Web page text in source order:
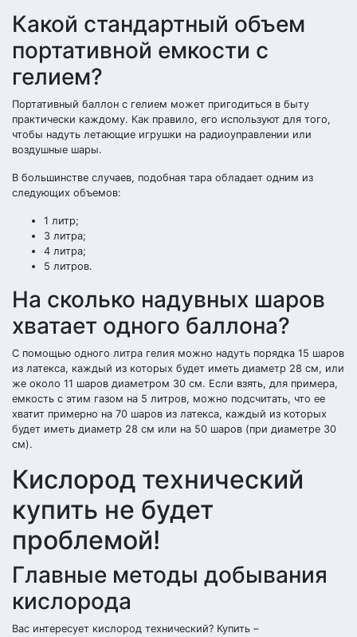
Какой стандартный объем
портативной емкости с
гелием?
Портативный баллон с гелием может пригодиться в быту
практически каждому. Как правило, его используют для того,
чтобы надуть летающие игрушки на радиоуправлении или
воздушные шары.
В большинстве случаев, подобная тара обладает одним из
следующих объемов:
1 литр;
3 литра;
4 литра;
5 литров.
На сколько надувных шаров
хватает одного баллона?
С помощью одного литра гелия можно надуть порядка 15 шаров
из латекса, каждый из которых будет иметь диаметр 28 см, или
же около 11 шаров диаметром 30 см. Если взять, для примера,
емкость с этим газом на 5 литров, можно подсчитать, что ее
хватит примерно на 70 шаров из латекса, каждый из которых
будет иметь диаметр 28 см или на 50 шаров (при диаметре 30
см).
Кислород технический
купить не будет
проблемой!
Главные методы добывания
кислорода
Вас интересует кислород технический? Купить –